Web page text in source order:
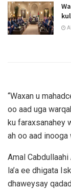
“Waxan u
oo aad uga
ku faraxsanahey
ah oo aad inooga
Amal
la’a ee dhigata
dhaweysay